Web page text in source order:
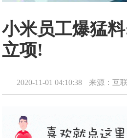
小米员工爆猛
立项!
2020-11-01 04:10:38 来源：互